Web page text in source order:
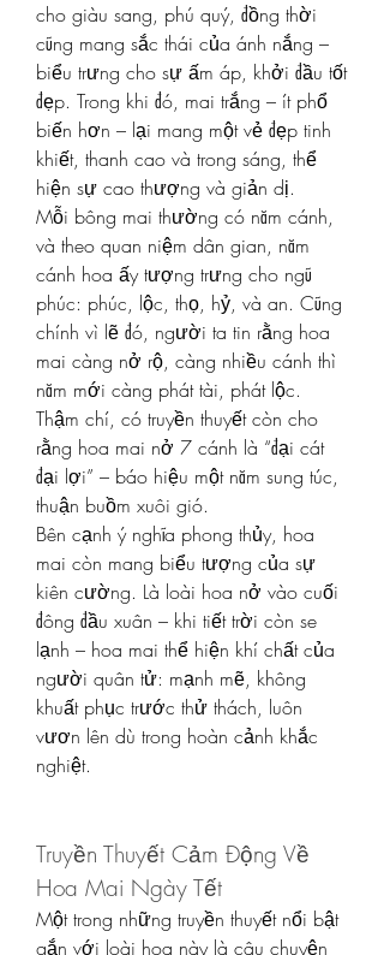
cho giàu sang, phú quý, đồng thời
cũng mang sắc thái của ánh nắng –
biểu trưng cho sự ấm áp, khởi đầu tốt
đẹp. Trong khi đó, mai trắng – ít phổ
biến hơn – lại mang một vẻ đẹp tinh
khiết, thanh cao và trong sáng, thể
hiện sự cao thượng và giản dị.
Mỗi bông mai thường có năm cánh,
và theo quan niệm dân gian, năm
cánh hoa ấy tượng trưng cho ngũ
phúc: phúc, lộc, thọ, hỷ, và an. Cũng
chính vì lẽ đó, người ta tin rằng hoa
mai càng nở rộ, càng nhiều cánh thì
năm mới càng phát tài, phát lộc.
Thậm chí, có truyền thuyết còn cho
rằng hoa mai nở 7 cánh là “đại cát
đại lợi” – báo hiệu một năm sung túc,
thuận buồm xuôi gió.
Bên cạnh ý nghĩa phong thủy, hoa
mai còn mang biểu tượng của sự
kiên cường. Là loài hoa nở vào cuối
đông đầu xuân – khi tiết trời còn se
lạnh – hoa mai thể hiện khí chất của
người quân tử: mạnh mẽ, không
khuất phục trước thử thách, luôn
vươn lên dù trong hoàn cảnh khắc
nghiệt.
Truyền Thuyết Cảm Động Về
Hoa Mai Ngày Tết
Một trong những truyền thuyết nổi bật
gắn với loài hoa này là câu chuyện